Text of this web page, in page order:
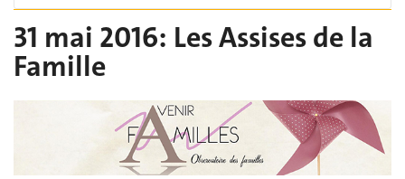
31 mai 2016: Les Assises de la
Famille